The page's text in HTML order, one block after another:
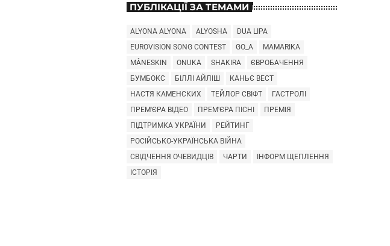
ПУБЛІКАЦІЇ ЗА ТЕМАМИ
ALYONA ALYONA ALYOSHA
DUA LIPA
EUROVISION SONG CONTEST
GO_A
MAMARIKA
MÅNESKIN
ONUKA SHAKIRA
ЄВРОБАЧЕННЯ
БУМБОКС
БІЛЛІ АЙЛІШ
КАНЬЄ ВЕСТ
НАСТЯ КАМЕНСКИХ
ТЕЙЛОР СВІФТ
ГАСТРОЛІ
ПРЕМ'ЄРА ВІДЕО
ПРЕМ'ЄРА ПІСНІ
ПРЕМІЯ
ПІДТРИМКА УКРАЇНИ
РЕЙТИНГ
РОСІЙСЬКО-УКРАЇНСЬКА ВІЙНА
СВІДЧЕННЯ ОЧЕВИДЦІВ
ЧАРТИ
ІНФОРМ ЩЕПЛЕННЯ
ІСТОРІЯ